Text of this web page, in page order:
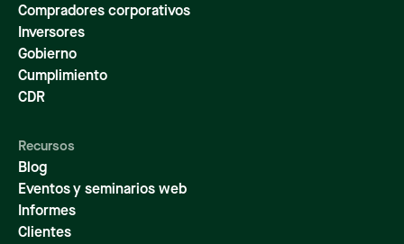
Compradores corporativos
Inversores
Gobierno
Cumplimiento
CDR
Recursos
Blog
Eventos y seminarios web
Informes
Clientes